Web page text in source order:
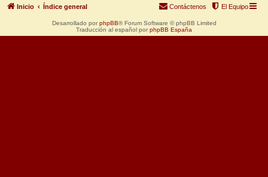
Inicio Índice general El Equipo
Contáctenos
Desarrollado por phpBB® Forum Software © phpBB Limited
Traducción al español por phpBB España